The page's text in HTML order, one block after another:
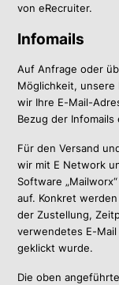
von eRecruiter.
Infomails
Auf Anfrage oder
Möglichkeit, unsere
wir Ihre E-Mail-
Bezug der
Für den Versand
wir mit E Network
Software
auf. Konkret
der Zustellung,
verwendetes E-
geklickt wurde.
Die oben